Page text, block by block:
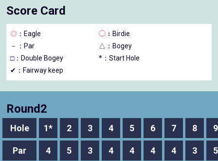
Score Card
◎ ：Eagle ◯ ：Birdie
－
：Par △ ：Bogey
□：Double Bogey
*：Start Hole
✔：Fairway keep
Round2
Hole 1* 2 3 4 5 6 7 8 9
Par 4 5 3 4 4 4 4 3 5